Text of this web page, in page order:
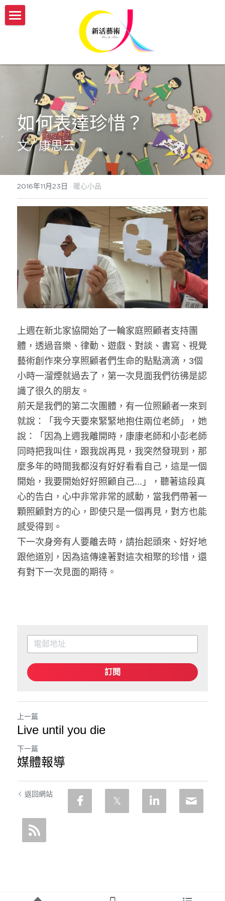
新活團隊介紹
傳承藝術服務方案
生命故事書
【機構據點】延緩模組與藝術輔療課程
【個人】藝術輔療團體課
【個人】到府藝術輔療
【政府企業】手作舒壓課程
【政府企業】工作坊
藝術輔療師介紹
開課與活動
【實體】傳承藝術帶領者培訓班
【線上】熟齡活動帶領師資培訓
【實體/線上】藝術輔療課程、生命故事書
年度開課一覽表
參與志工服務
媒體報導
新活部落格
ESG/CSR 企業服務
english
會員登入
幸福AI百寶箱
色彩動物祝福卡
數位祝福轉盤
搜索
如何表達珍惜？
文/ 康思云
2016年11月23日 · 暖心小品
上週在新北家協開始了一輪家庭照顧者支持團
體，透過音樂、律動、遊戲、對談、書寫、視覺
藝術創作來分享照顧者們生命的點點滴滴，3個
小時一溜煙就過去了，第一次見面我們彷彿是認
識了很久的朋友。
前天是我們的第二次團體，有一位照顧者一來到
就說：「我今天要來緊緊地抱住兩位老師」，她
說：「因為上週我離開時，康康老師和小彭老師
同時把我叫住，跟我說再見，我突然發現到，那
麼多年的時間我都沒有好好看看自己，這是一個
開始，我要開始好好照顧自己...」，聽著這段真
心的告白，心中非常非常的感動，當我們帶著一
顆照顧對方的心，即使只是一個再見，對方也能
感受得到。
下一次身旁有人要離去時，請抬起頭來、好好地
跟他道別，因為這傳達著對這次相聚的珍惜，還
有對下一次見面的期待。
訂閱
上一篇
Live until you die
下一篇
媒體報導
返回網站